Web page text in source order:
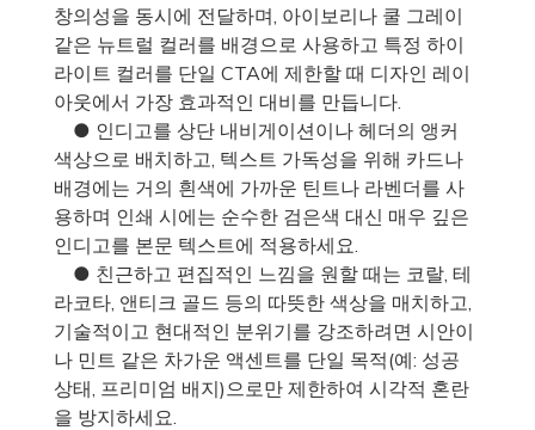
창의성을 동시에 전달하며, 아이보리나 쿨 그레이
같은 뉴트럴 컬러를 배경으로 사용하고 특정 하이
라이트 컬러를 단일 CTA에 제한할 때 디자인 레이
아웃에서 가장 효과적인 대비를 만듭니다.
● 인디고를 상단 내비게이션이나 헤더의 앵커
색상으로 배치하고, 텍스트 가독성을 위해 카드나
배경에는 거의 흰색에 가까운 틴트나 라벤더를 사
용하며 인쇄 시에는 순수한 검은색 대신 매우 깊은
인디고를 본문 텍스트에 적용하세요.
● 친근하고 편집적인 느낌을 원할 때는 코랄, 테
라코타, 앤티크 골드 등의 따뜻한 색상을 매치하고,
기술적이고 현대적인 분위기를 강조하려면 시안이
나 민트 같은 차가운 액센트를 단일 목적(예: 성공
상태, 프리미엄 배지)으로만 제한하여 시각적 혼란
을 방지하세요.